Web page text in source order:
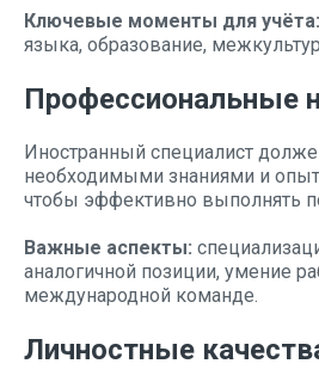
Ключевые моменты для учёта:
языка, образование,
Профессиональные
Иностранный специалист
необходимыми знаниями и
чтобы эффективно выполнять
Важные аспекты:
аналогичной позиции, умение
международной команде.
Личностные